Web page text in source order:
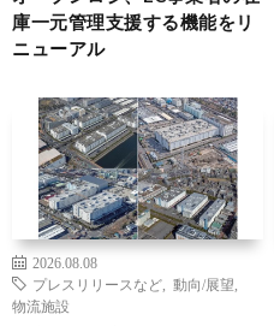
庫一元管理支援する機能をリ
ニューアル
2026.08.08
プレスリリースなど
動向/展望
物流施設